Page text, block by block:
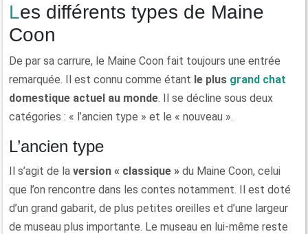
Les différents types de Maine
Coon
De par sa carrure, le Maine Coon fait toujours une entrée
remarquée. Il est connu comme étant le plus grand chat
domestique actuel au monde. Il se décline sous deux
catégories : « l’ancien type » et le « nouveau ».
L’ancien type
Il s’agit de la version « classique » du Maine Coon, celui
que l’on rencontre dans les contes notamment. Il est doté
d’un grand gabarit, de plus petites oreilles et d’une largeur
de museau plus importante. Le museau en lui-même reste